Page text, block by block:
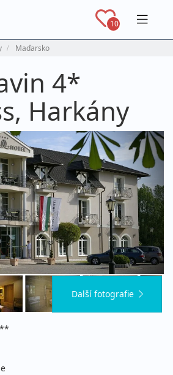
10
Maďarsko
4*
Harkány
Další fotografie